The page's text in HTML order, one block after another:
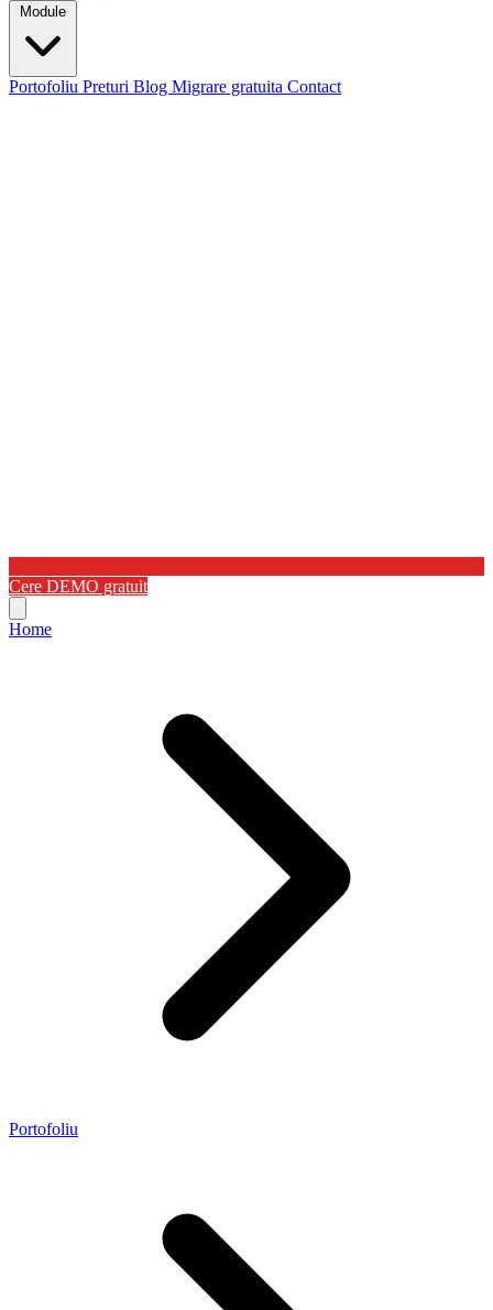
Module
Portofoliu Preturi Blog Migrare gratuita Contact
Cere DEMO gratuit
Home
Portofoliu